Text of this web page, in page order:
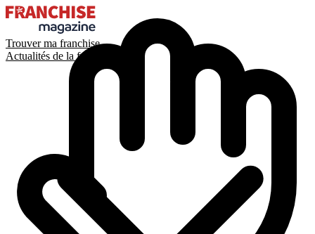
Trouver ma franchise
Actualités de la franchise